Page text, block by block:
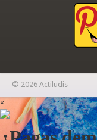
© 2026 Actiludis
×